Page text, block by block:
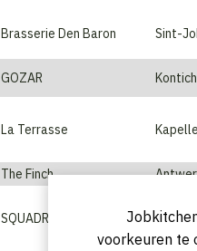
Brasserie Den Baron
GOZAR Kontich
La Terrasse
The Finch
SQUADRA Abarth & Rally Collection Lier
voorkeuren te